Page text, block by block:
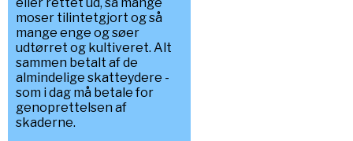
moser tilintetgjort og så
mange enge og søer
udtørret og kultiveret. Alt
sammen betalt af de
almindelige skatteydere -
som i dag må betale for
genoprettelsen af
skaderne.